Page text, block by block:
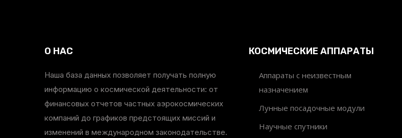
О НАС
Наша база данных позволяет получать полную
информацию о космической деятельности: от
финансовых отчетов частных аэрокосмических
компаний до графиков предстоящих миссий и
изменений в международном законодательстве.
КОСМИЧЕСКИЕ АППАРАТЫ
Аппараты с неизвестным
назначением
Лунные посадочные модули
Научные спутники